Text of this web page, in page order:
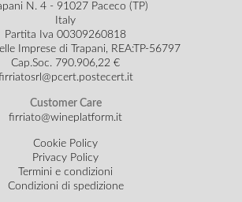
N. 4 - 91027 Paceco (TP)
Italy
Partita Iva 00309260818
Imprese di Trapani, REA:TP-56797
Cap.Soc. 790.906,22 €
Customer Care
firriato@wineplatform.it
Cookie Policy
Privacy Policy
Termini e condizioni
Condizioni di spedizione